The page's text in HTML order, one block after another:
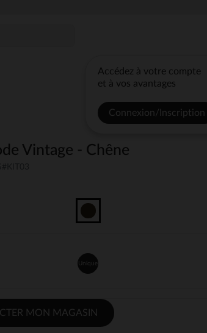
Accédez à votre compte
et à vos avantages
Connexion/Inscription
Vintage - Chêne
Unique
MON MAGASIN